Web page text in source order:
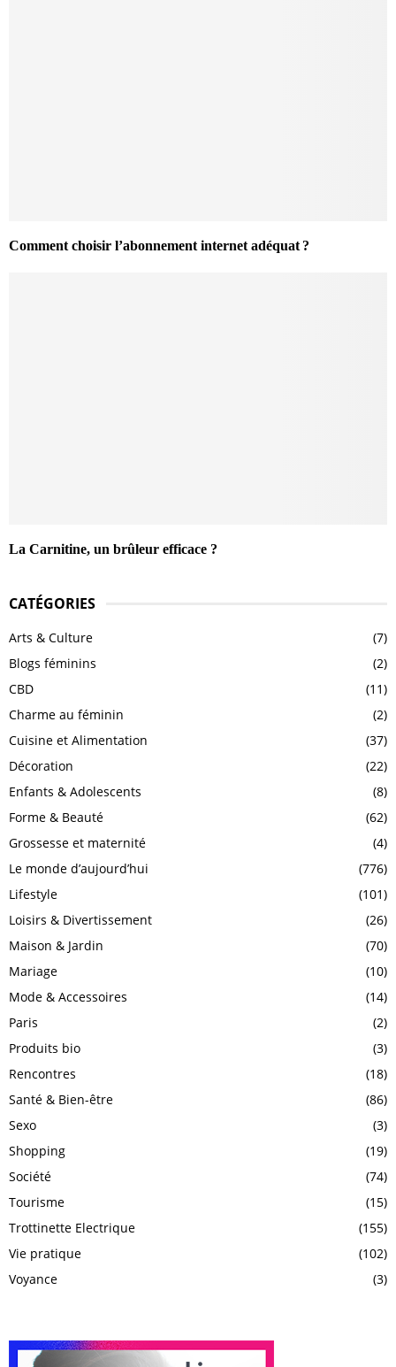
Comment choisir l’abonnement internet adéquat ?
La Carnitine, un brûleur efficace ?
CATÉGORIES
Arts & Culture
(7)
Blogs féminins
(2)
CBD
(11)
Charme au féminin
(2)
Cuisine et Alimentation
(37)
Décoration
(22)
Enfants & Adolescents
(8)
Forme & Beauté
(62)
Grossesse et maternité
(4)
Le monde d’aujourd’hui
(776)
Lifestyle
(101)
Loisirs & Divertissement
(26)
Maison & Jardin
(70)
Mariage
(10)
Mode & Accessoires
(14)
Paris
(2)
Produits bio
(3)
Rencontres
(18)
Santé & Bien-être
(86)
Sexo
(3)
Shopping
(19)
Société
(74)
Tourisme
(15)
Trottinette Electrique
(155)
Vie pratique
(102)
Voyance
(3)